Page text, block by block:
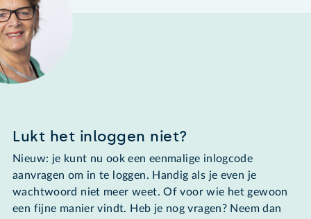
Lukt het inloggen niet?
Nieuw: je kunt nu ook een eenmalige inlogcode
aanvragen om in te loggen. Handig als je even je
wachtwoord niet meer weet. Of voor wie het gewoon
een fijne manier vindt. Heb je nog vragen? Neem dan